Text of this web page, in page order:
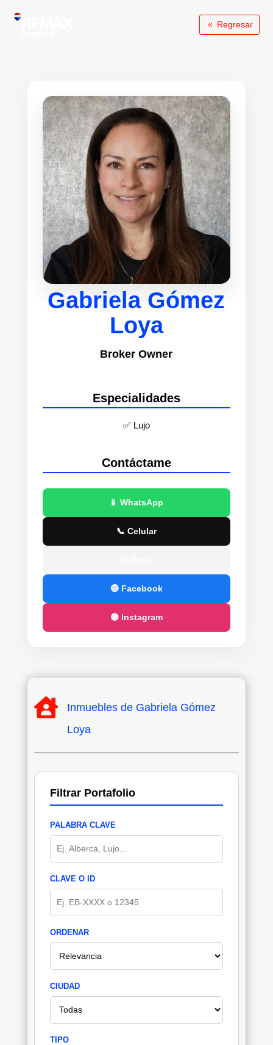
Regresar
Gabriela Gómez
Loya
Broker Owner
Especialidades
✅ Lujo
Contáctame
📱 WhatsApp
📞 Celular
🔵 Facebook
🟣 Instagram

Inmuebles de Gabriela Gómez
Loya
Filtrar Portafolio
PALABRA CLAVE
CLAVE O ID
ORDENAR
CIUDAD
TIPO